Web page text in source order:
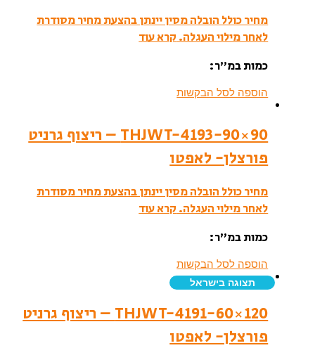
מחיר כולל הובלה מסין יינתן בהצעת מחיר מסודרת
לאחר מילוי העגלה.קרא עוד
כמות במ”ר:
הוספה לסל הבקשות
THJWT-4193-90×90 – ריצוף גרניט
פורצלן- לאפטו
מחיר כולל הובלה מסין יינתן בהצעת מחיר מסודרת
לאחר מילוי העגלה. קרא עוד
כמות במ”ר:
הוספה לסל הבקשות
תצוגה בישראל
THJWT-4191-60×120 – ריצוף גרניט
פורצלן- לאפטו